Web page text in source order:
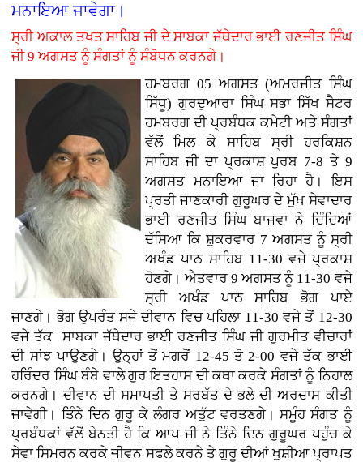
ਮਨਾਇਆ ਜਾਵੇਗਾ।
ਸ੍ਰੀ ਅਕਾਲ ਤਖਤ ਸਾਹਿਬ ਜੀ ਦੇ ਸਾਬਕਾ ਜੱਥੇਦਾਰ ਭਾਈ ਰਣਜੀਤ ਸਿੰਘ
ਜੀ 9 ਅਗਸਤ ਨੂੰ ਸੰਗਤਾਂ ਨੂੰ ਸੰਬੋਧਨ ਕਰਨਗੇ।
ਹਮਬਰਗ 05 ਅਗਸਤ (ਅਮਰਜੀਤ ਸਿੰਘ
ਸਿੱਧੂ) ਗੁਰਦੁਆਰਾ ਸਿੰਘ ਸਭਾ ਸਿੱਖ ਸੈਟਰ
ਹਮਬਰਗ ਦੀ ਪ੍ਰਬੰਧਕ ਕਮੇਟੀ ਅਤੇ ਸੰਗਤਾਂ
ਵੱਲੋਂ ਮਿਲ ਕੇ ਸਾਹਿਬ ਸ੍ਰੀ ਹਰਕਿਸ਼ਨ
ਸਾਹਿਬ ਜੀ ਦਾ ਪ੍ਰਕਾਸ਼ ਪੁਰਬ 7-8 ਤੇ 9
ਅਗਸਤ ਮਨਾਇਆ ਜਾ ਰਿਹਾ ਹੈ। ਇਸ
ਪ੍ਰਤੀ ਜਾਣਕਾਰੀ ਗੁਰੂਘਰ ਦੇ ਮੁੱਖ ਸੇਵਾਦਾਰ
ਭਾਈ ਰਣਜੀਤ ਸਿੰਘ ਬਾਜਵਾ ਨੇ ਦਿੰਦਿਆਂ
ਦੱਸਿਆ ਕਿ ਸ਼ੁਕਰਵਾਰ 7 ਅਗਸਤ ਨੂੰ ਸ੍ਰੀ
ਅਖੰਡ ਪਾਠ ਸਾਹਿਬ 11-30 ਵਜੇ ਪ੍ਰਕਾਸ਼
ਹੋਣਗੇ। ਐਤਵਾਰ 9 ਅਗਸਤ ਨੂੰ 11-30 ਵਜੇ
ਸ੍ਰੀ ਅਖੰਡ ਪਾਠ ਸਾਹਿਬ ਭੋਗ ਪਾਏ
ਜਾਣਗੇ। ਭੋਗ ਉਪਰੰਤ ਸਜੇ ਦੀਵਾਨ ਵਿਚ ਪਹਿਲਾ 11-30 ਵਜੇ ਤੋਂ 12-30
ਵਜੇ ਤੱਕ ਸਾਬਕਾ ਜੱਥੇਦਾਰ ਭਾਈ ਰਣਜੀਤ ਸਿੰਘ ਜੀ ਗੁਰਮੀਤ ਵੀਚਾਰਾਂ
ਦੀ ਸਾਂਝ ਪਾਉਣਗੇ। ਉਨ੍ਹਾਂ ਤੋਂ ਮਗਰੋਂ 12-45 ਤੋ 2-00 ਵਜੇ ਤੱਕ ਭਾਈ
ਹਰਿੰਦਰ ਸਿੰਘ ਬੰਬੇ ਵਾਲੇ ਗੁਰ ਇਤਹਾਸ ਦੀ ਕਥਾ ਕਰਕੇ ਸੰਗਤਾਂ ਨੂੰ ਨਿਹਾਲ
ਕਰਨਗੇ। ਦੀਵਾਨ ਦੀ ਸਮਾਪਤੀ ਤੇ ਸਰਬੱਤ ਦੇ ਭਲੇ ਦੀ ਅਰਦਾਸ ਕੀਤੀ
ਜਾਵੇਗੀ। ਤਿੰਨੇ ਦਿਨ ਗੁਰੂ ਕੇ ਲੰਗਰ ਅਤੁੱਟ ਵਰਤਣਗੇ। ਸਮੂੰਹ ਸੰਗਤ ਨੂੰ
ਪ੍ਰਬੰਧਕਾਂ ਵੱਲੋਂ ਬੇਨਤੀ ਹੈ ਕਿ ਆਪ ਜੀ ਨੇ ਤਿੰਨੇ ਦਿਨ ਗੁਰੂਘਰ ਪਹੁੰਚ ਕੇ
ਸੇਵਾ ਸਿਮਰਨ ਕਰਕੇ ਜੀਵਨ ਸਫਲੇ ਕਰਨੇ ਤੇ ਗੁਰੂ ਦੀਆਂ ਖੁਸ਼ੀਆ ਪ੍ਰਾਪਤ